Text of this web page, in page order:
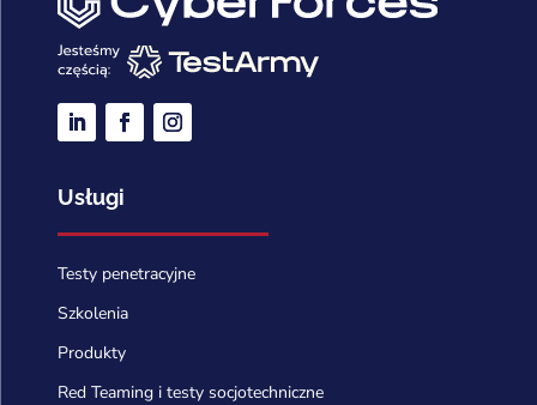
Usługi
Testy penetracyjne
Szkolenia
Produkty
Red Teaming i testy socjotechniczne